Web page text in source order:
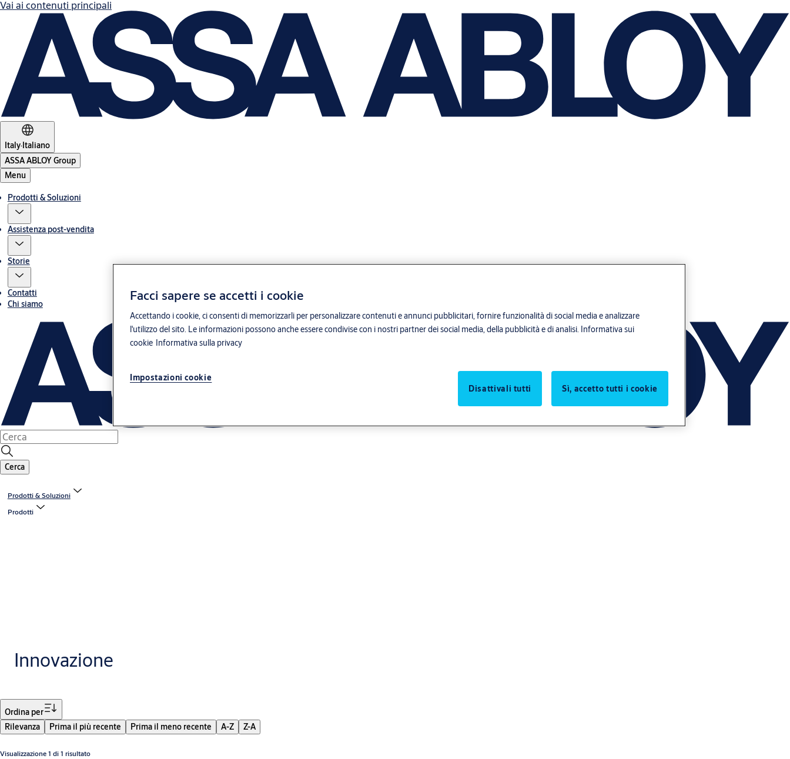
Vai ai contenuti principali
Italy·Italiano
ASSA ABLOY Group
Menu
Prodotti & Soluzioni
Assistenza post-vendita
Storie
Contatti
Chi siamo
Cerca
Prodotti & Soluzioni
Prodotti
Innovazione
Ordina per
Rilevanza
Prima il più recente Prima il meno recente A-Z Z-A
Visualizzazione 1 di 1 risultato
Facci sapere se accetti i cookie
Accettando i cookie, ci consenti di memorizzarli per personalizzare contenuti e annunci pubblicitari, fornire funzionalità di social media e analizzare
l'utilizzo del sito. Le informazioni possono anche essere condivise con i nostri partner dei social media, della pubblicità e di analisi. Informativa sui
cookie Informativa sulla privacy
Impostazioni cookie
Disattivali tutti
Sì, accetto tutti i cookie